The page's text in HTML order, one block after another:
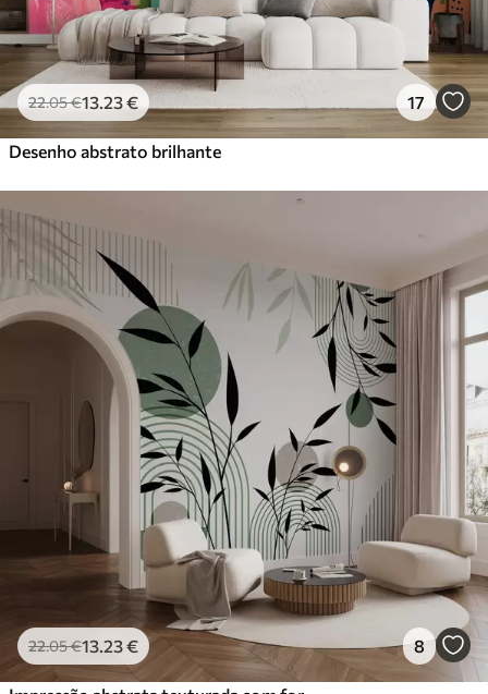
22.05€13 .23€ 17
Desenho abstrato brilhante
22.05€13 .23€ 8